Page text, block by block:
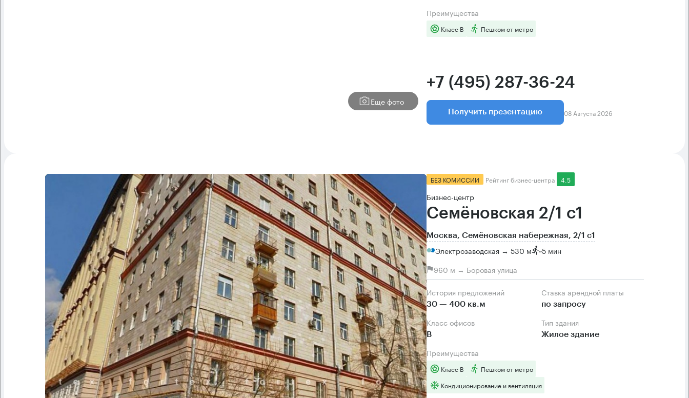
Еще фото
Преимущества
Класс B Пешком от метро
+7 (495) 287-36-24
Получить презентацию 08 Августа 2026
БЕЗ КОМИССИИ Рейтинг бизнес-центра 4.5
Бизнес-центр
Семёновская 2/1 с1
Москва, Семёновская набережная, 2/1 с1
Электрозаводская → 530 м ~5 мин
960 м → Боровая улица
История предложений
30 — 400 кв.м
Ставка арендной платы
по запросу
Класс офисов
B
Тип здания
Жилое здание
Преимущества
Класс B
Пешком от метро
Кондиционирование и вентиляция